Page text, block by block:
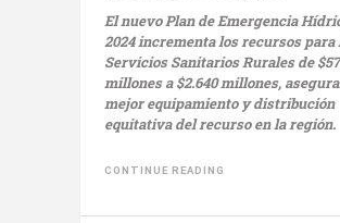
El nuevo Plan de Emergencia
2024 incrementa los recursos para
Servicios Sanitarios Rurales de
millones a $2.640 millones,
mejor equipamiento y distribución
equitativa del recurso en la región.
CONTINUE READING